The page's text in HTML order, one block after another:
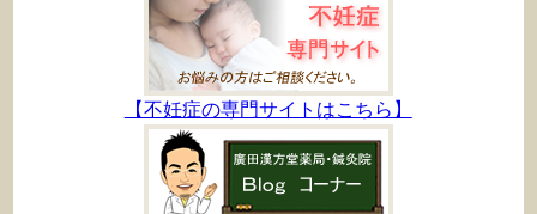
【不妊症の専門サイトはこちら】